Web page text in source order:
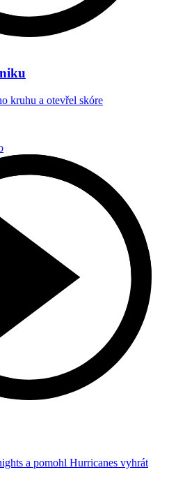
kruhu a otevřel skóre
a pomohl Hurricanes vyhrát